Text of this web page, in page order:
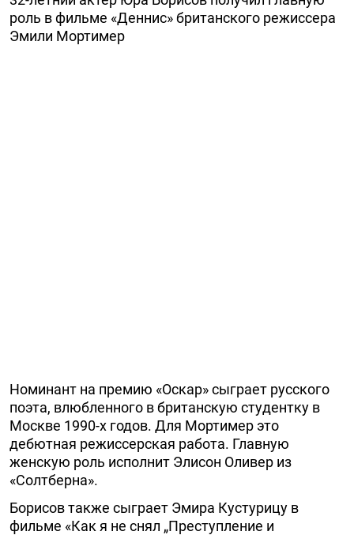
роль в фильме «Деннис» британского режиссера
Эмили Мортимер
Номинант на премию «Оскар» сыграет русского
поэта, влюбленного в британскую студентку в
Москве 1990-х годов. Для Мортимер это
дебютная режиссерская работа. Главную
женскую роль исполнит Элисон Оливер из
«Солтберна».
Борисов также сыграет Эмира Кустурицу в
фильме «Как я не снял „Преступление и